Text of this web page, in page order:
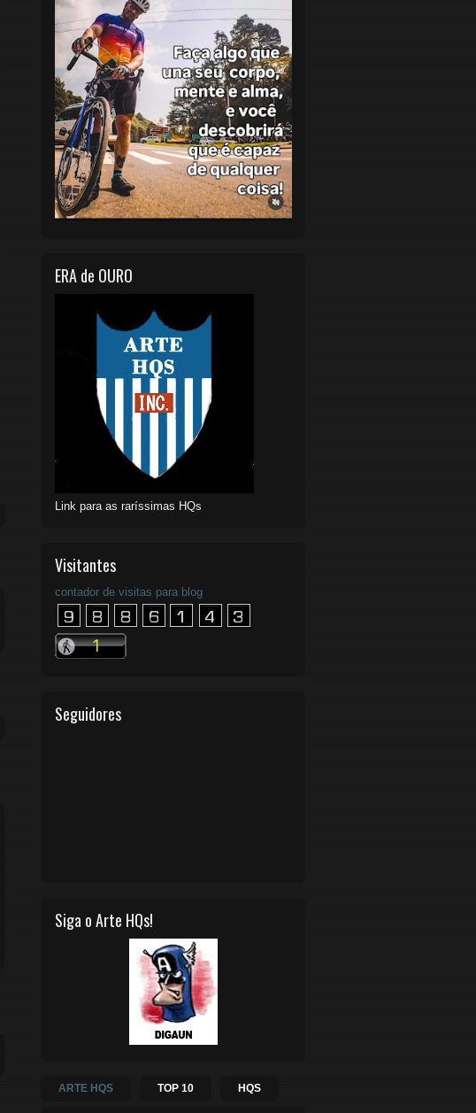
ERA de OURO
Link para as raríssimas HQs
Visitantes
contador de visitas para blog
Seguidores
Siga o Arte HQs!
ARTE HQS TOP 10 HQS